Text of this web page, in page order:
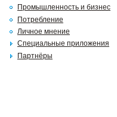
Промышленность и бизнес
Потребление
Личное мнение
Специальные приложения
Партнёры